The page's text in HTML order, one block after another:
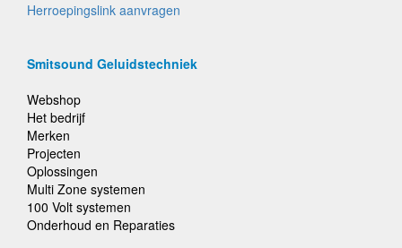
Herroepingslink aanvragen
Smitsound Geluidstechniek
Webshop
Het bedrijf
Merken
Projecten
Oplossingen
Multi Zone systemen
100 Volt systemen
Onderhoud en Reparaties